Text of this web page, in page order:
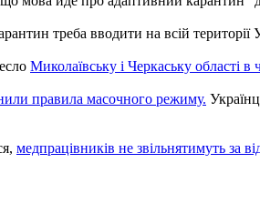
треба вводити на всій території
Миколаївську і Черкаську області
правила масочного режиму.
медпрацівників не звільнятимуть за